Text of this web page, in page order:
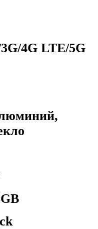
4G LTE/5G